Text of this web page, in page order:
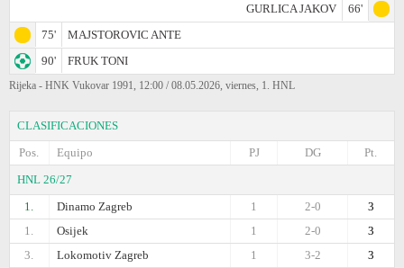
GURLICA JAKOV
66'
75'
MAJSTOROVIC ANTE
90'
FRUK TONI
Rijeka - HNK Vukovar 1991, 12:00 / 08.05.2026, viernes, 1. HNL
CLASIFICACIONES
Pos.
Equipo Pt.
DG
PJ
HNL 26/27
1.
Dinamo Zagreb 3
2-0
1
1.
Osijek 3
2-0
1
3.
Lokomotiv Zagreb 3
3-2
1